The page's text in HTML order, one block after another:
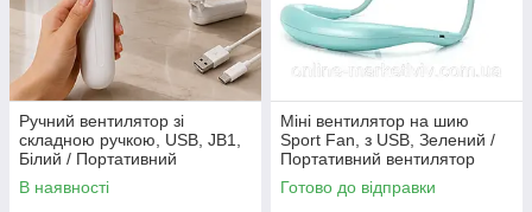
Ручний вентилятор зі
складною ручкою, USB, JB1,
Білий / Портативний
вентилятор / Акумуляторний
вентилятор / Міні вентилятор
В наявності
Міні вентилятор на шию
Sport Fan, з USB, Зелений /
Портативний вентилятор
акумуляторний для спорту
Готово до відправки